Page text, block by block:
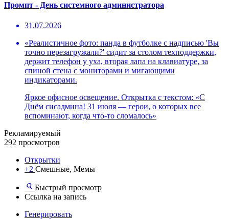
Промпт - День системного администратора
31.07.2026
«Реалистичное фото: панда в футболке с надписью 'Вы
точно перезагружали?' сидит за столом техподдержки,
держит телефон у уха, вторая лапа на клавиатуре, за
спиной стена с мониторами и мигающими
индикаторами.
Яркое офисное освещение. Открытка с текстом: «С
Днём сисадмина! 31 июля — герои, о которых все
вспоминают, когда что-то сломалось»
Рекламируемый
292 просмотров
Открытки
+2 Смешные, Мемы
Быстрый просмотр
Ссылка на запись
Генерировать